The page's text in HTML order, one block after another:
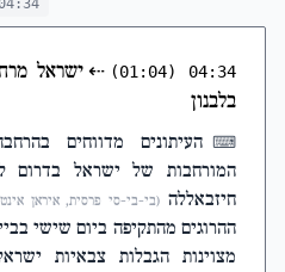
04:34
(01:04)
⇠ ישראל
בלבנון
⌨ העיתונים מדווחים
המורחבות של ישראל בדרום
חיזבאללה (בי-בי-סי פרסית, איראן
ההרוגים מהתקיפה ביום שישי
מצוינות הגבלות צבאיות